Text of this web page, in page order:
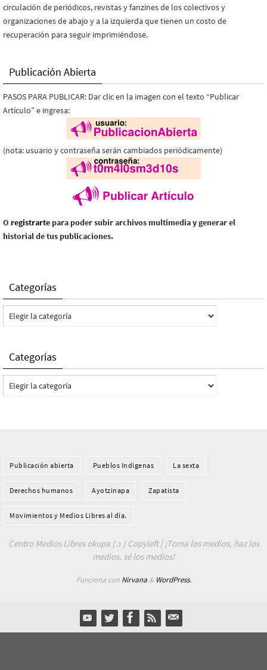
circulación de periódicos, revistas y fanzines de los colectivos y
organizaciones de abajo y a la izquierda que tienen un costo de
recuperación para seguir imprimiéndose.
Publicación Abierta
PASOS PARA PUBLICAR: Dar clic en la imagen con el texto “Publicar
Artículo” e ingresa:
(nota: usuario y contraseña serán cambiados periódicamente)
O registrarte para poder subir archivos multimedia y generar el
historial de tus publicaciones.
Categorías
Categorías
Categorías
Categorías
Publicación abierta Pueblos Indí­genas La sexta
Derechos humanos Ayotzinapa Zapatista
Movimientos y Medios Libres al día.
Centro Medios Libres okupa ( ɔ ) Copyleft | ¡Toma los medios, haz los
medios, sé los medios!
Funciona con Nirvana& WordPress.